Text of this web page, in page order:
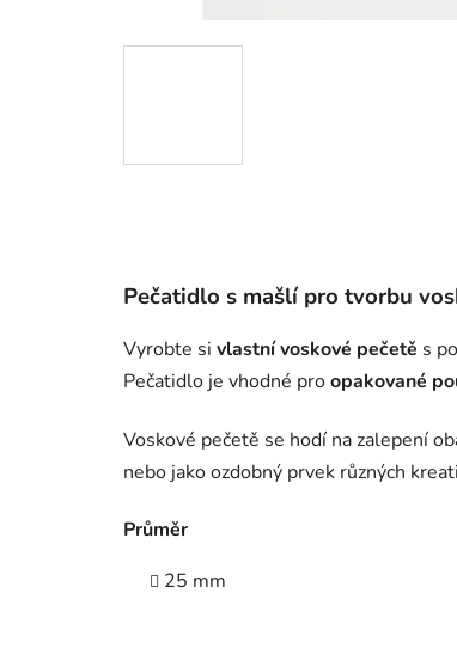
Pečatidlo s mašlí pro tvorbu
Vyrobte si vlastní voskové pečetě s
Pečatidlo je vhodné proopakované
Voskové pečetě se hodí na zalepení
nebo jako ozdobný prvek různých
Průměr
25 mm